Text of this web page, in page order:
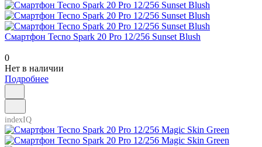
Смартфон Tecno Spark 20 Pro 12/256 Sunset Blush
0
Нет в наличии
Подробнее
indexIQ